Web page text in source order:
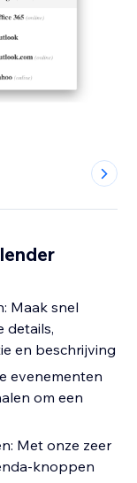
Maak snel
details,
en beschrijving
evenementen
om een
Met onze zeer
knoppen